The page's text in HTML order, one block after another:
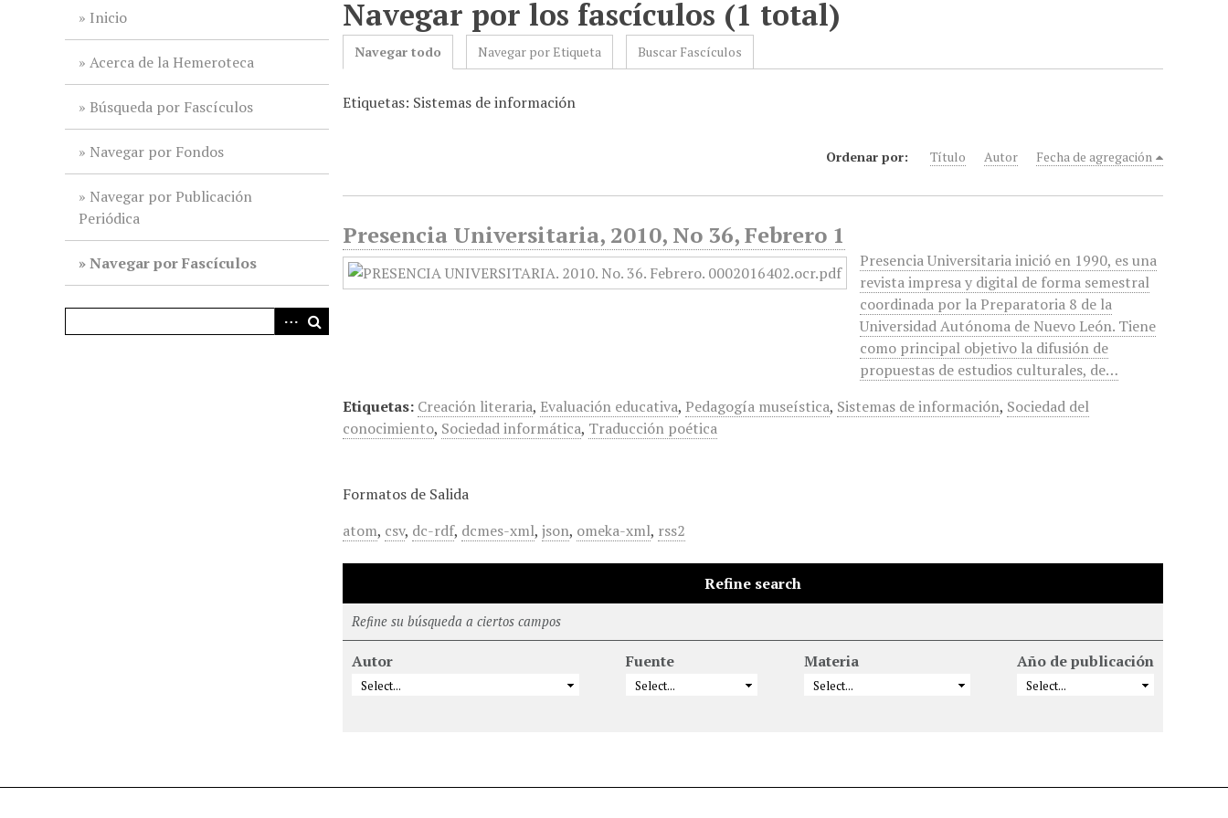
Inicio
Acerca de la Hemeroteca
Búsqueda por Fascículos
Navegar por Fondos
Navegar por Publicación
Periódica
Navegar por Fascículos
Navegar por los fascículos (1 total)
Navegar todo Navegar por Etiqueta Buscar Fascículos
Etiquetas: Sistemas de información
Ordenar por: Título Autor Fecha de agregación
Presencia Universitaria, 2010, No 36, Febrero 1
Presencia Universitaria inició en 1990, es una
revista impresa y digital de forma semestral
coordinada por la Preparatoria 8 de la
Universidad Autónoma de Nuevo León. Tiene
como principal objetivo la difusión de
propuestas de estudios culturales, de…
Etiquetas: Creación literaria, Evaluación educativa, Pedagogía museística, Sistemas de información, Sociedad del
conocimiento, Sociedad informática, Traducción poética
Formatos de Salida
atom, csv, dc-rdf, dcmes-xml,json, omeka-xml, rss2
Refine search
Refine su búsqueda a ciertos campos
Autor Fuente Materia Año de publicación